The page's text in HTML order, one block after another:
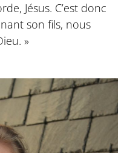
Jésus. C’est donc
son fils, nous
»